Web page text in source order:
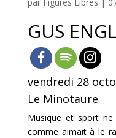
GUS
vendredi 28
Le Minotaure
Musique et sport
comme aimait à le